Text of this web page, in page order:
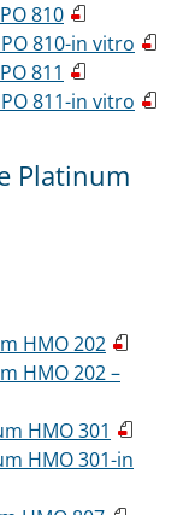
810
810-in vitro
811
811-in vitro
Platinum
HMO 202
HMO 202 –
HMO 301
HMO 301-in